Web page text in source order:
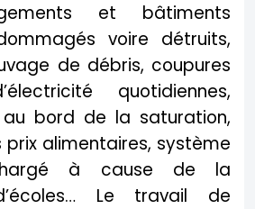
et bâtiments
voire détruits,
de débris, coupures
quotidiennes,
bord de la saturation,
prix alimentaires, système
à cause de la
Le travail de